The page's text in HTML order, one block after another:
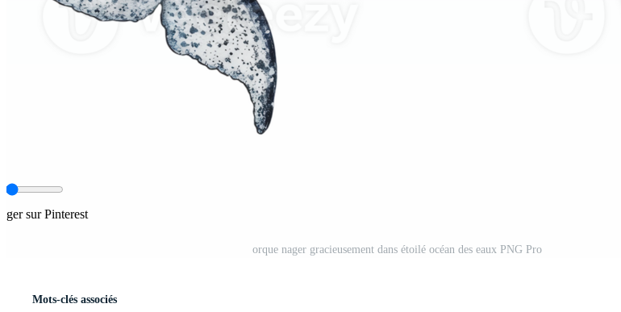
sur Pinterest
orque nager gracieusement dans étoilé océan des eaux PNG Pro
Mots-clés associés